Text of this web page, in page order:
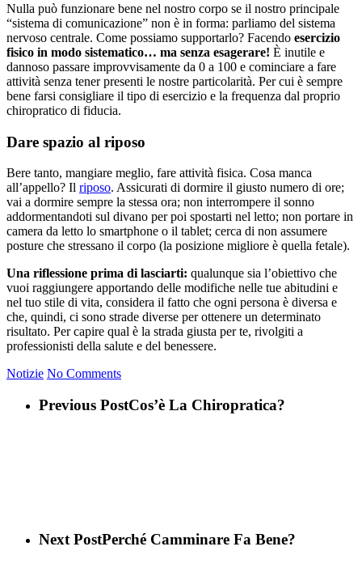
Nulla può funzionare bene nel nostro corpo se il nostro principale
“sistema di comunicazione” non è in forma: parliamo del sistema
nervoso centrale. Come possiamo supportarlo? Facendo esercizio
fisico in modo sistematico… ma senza esagerare! È inutile e
dannoso passare improvvisamente da 0 a 100 e cominciare a fare
attività senza tener presenti le nostre particolarità. Per cui è sempre
bene farsi consigliare il tipo di esercizio e la frequenza dal proprio
chiropratico di fiducia.
Dare spazio al riposo
Bere tanto, mangiare meglio, fare attività fisica. Cosa manca
all’appello? Il riposo. Assicurati di dormire il giusto numero di ore;
vai a dormire sempre la stessa ora; non interrompere il sonno
addormentandoti sul divano per poi spostarti nel letto; non portare in
camera da letto lo smartphone o il tablet; cerca di non assumere
posture che stressano il corpo (la posizione migliore è quella fetale).
Una riflessione prima di lasciarti: qualunque sia l’obiettivo che
vuoi raggiungere apportando delle modifiche nelle tue abitudini e
nel tuo stile di vita, considera il fatto che ogni persona è diversa e
che, quindi, ci sono strade diverse per ottenere un determinato
risultato. Per capire qual è la strada giusta per te, rivolgiti a
professionisti della salute e del benessere.
Notizie No Comments
Previous PostCos’è La Chiropratica?
Next PostPerché Camminare Fa Bene?